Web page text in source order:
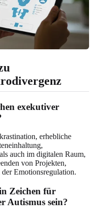
exekutiver
erhebliche
auch im digitalen Raum,
von Projekten,
Emotionsregulation.
Zeichen für
Autismus sein?